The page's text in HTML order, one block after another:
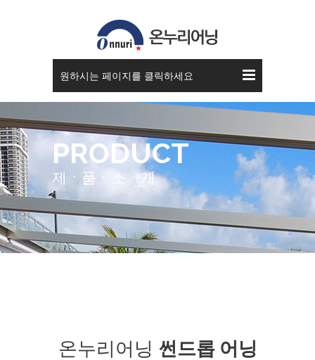
원하시는 페이지를 클릭하세요
PRODUCT
제ㆍ품ㆍ소ㆍ개
온누리어닝 썬드롭 어닝